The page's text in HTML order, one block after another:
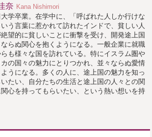
奈 Kana Nishimori
学卒業。在学中に、「呼ばれた人しか行けな
う言葉に惹かれて訪れたインドで、貧しい人
望的に貧しいことに衝撃を受け、開発途上国
らぬ関心を抱くようになる。一般企業に就職
らも様々な国を訪れている。特にイスラム圏や
の国々の魅力にとりつかれ、並々ならぬ愛情
うになる。多くの人に、途上国の魅力を知っ
たい、自分たちの生活と途上国の人々との関
心を持ってもらいたい、という熱い想いを持